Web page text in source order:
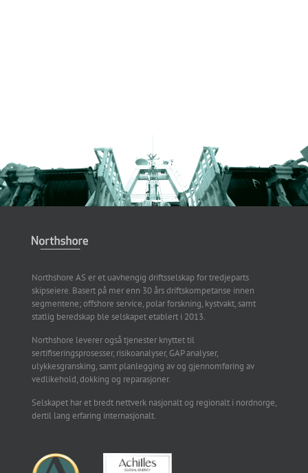
Northshore AS er et uavhengig driftsselskap for tredjeparts
skipseiere. Basert på mer enn 30 års driftskompetanse innen
segmentene; offshore service, polar forskning, kystvakt, samt
statlig beredskap ble selskapet etablert i 2013.
Northshore leverer også tjenester knyttet til
sertifiseringsprosesser, risikoanalyser, GAP analyser,
ulykkesgransking, samt planlegging av og gjennomføring av
vedlikehold, dokking og reparasjoner.
Selskapet har et bredt nettverk nasjonalt og regionalt i nordnorge,
dertil lang erfaring internasjonalt.